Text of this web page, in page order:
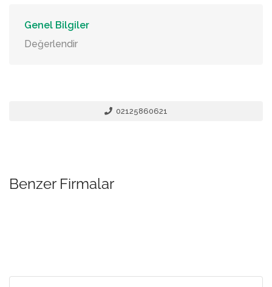
Genel Bilgiler
Değerlendir
02125860621
Benzer Firmalar